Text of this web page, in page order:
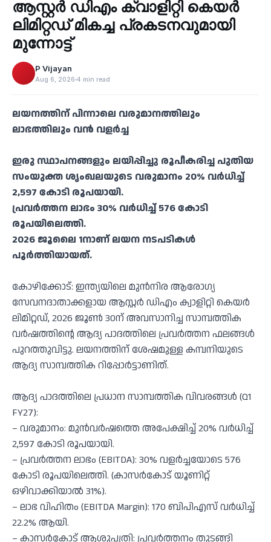
‹
ആസ്റ്റർ ഡിഎം ക്വാളിറ്റി കെയർ
ലിമിറ്റഡ് മികച്ച പ്രകടനവുമായി
മുന്നോട്ട്
P Vijayan
Aug 6, 2026 4 min read
ലയനത്തിന് പിന്നാലെ വരുമാനത്തിലും
ലാഭത്തിലും വൻ വളർച്ച
ഇരു സ്ഥാപനങ്ങളും ലയിപ്പിച്ചു രൂപീകരിച്ച പുതിയ
സംയുക്ത ശൃംഖലയുടെ വരുമാനം 20% വർധിച്ച്
2,597 കോടി രൂപയായി.
പ്രവർത്തന ലാഭം 30% വർധിച്ച് 576 കോടി
രൂപയിലെത്തി.
2026 ജൂലൈ 1നാണ് ലയന നടപടികൾ
പൂർത്തിയായത്.
കോഴിക്കോട്: ഇന്ത്യയിലെ മുൻനിര ആരോഗ്യ
സേവനദാതാക്കളായ ആസ്റ്റർ ഡിഎം ക്വാളിറ്റി കെയർ
ലിമിറ്റഡ്, 2026 ജൂൺ 30ന് അവസാനിച്ച സാമ്പത്തിക
വർഷത്തിന്റെ ആദ്യ പാദത്തിലെ പ്രവർത്തന ഫലങ്ങൾ
പുറത്തുവിട്ടു. ലയനത്തിന് ശേഷമുള്ള കമ്പനിയുടെ
ആദ്യ സാമ്പത്തിക റിപ്പോർട്ടാണിത്.
ആദ്യ പാദത്തിലെ പ്രധാന സാമ്പത്തിക വിവരങ്ങൾ (Q1
FY27):
– വരുമാനം: മുൻവർഷത്തെ അപേക്ഷിച്ച് 20% വർധിച്ച്
2,597 കോടി രൂപയായി.
– പ്രവർത്തന ലാഭം (EBITDA): 30% വളർച്ചയോടെ 576
കോടി രൂപയിലെത്തി. (കാസർകോട് യൂണിറ്റ്
ഒഴിവാക്കിയാൽ 31%).
– ലാഭ വിഹിതം (EBITDA Margin): 170 ബിപിഎസ് വർധിച്ച്
22.2% ആയി.
– കാസർകോട് ആശുപത്രി: പ്രവർത്തനം തുടങ്ങി